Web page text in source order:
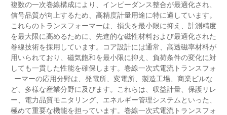
複数の一次巻線構成により、インピーダンス整合が最適化され、
信号品質が向上するため、高精度計量用途に特に適しています。
これらのトランスフォーマーは、損失を最小限に抑え、計測精度
を最大限に高めるために、先進的な磁性材料および最適化された
巻線技術を採用しています。コア設計には通常、高透磁率材料が
用いられており、磁気飽和を最小限に抑え、負荷条件の変化に対
しても一貫した性能を確保します。巻線一次式電流トランスフォ
ーマーの応用分野は、発電所、変電所、製造工場、商業ビルな
ど、多様な産業分野に及びます。これらは、収益計量、保護リレ
ー、電力品質モニタリング、エネルギー管理システムといった、
極めて重要な機能を担っています。巻線一次式電流トランスフォ